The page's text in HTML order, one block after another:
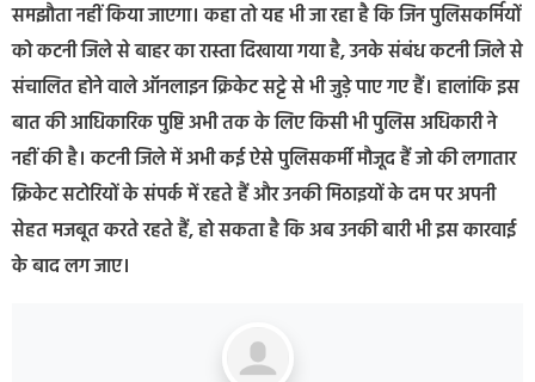
समझौता नहीं किया जाएगा। कहा तो यह भी जा रहा है कि जिन पुलिसकर्मियों
को कटनी जिले से बाहर का रास्ता दिखाया गया है, उनके संबंध कटनी जिले से
संचालित होने वाले ऑनलाइन क्रिकेट सट्टे से भी जुड़े पाए गए हैं। हालांकि इस
बात की आधिकारिक पुष्टि अभी तक के लिए किसी भी पुलिस अधिकारी ने
नहीं की है। कटनी जिले में अभी कई ऐसे पुलिसकर्मी मौजूद हैं जो की लगातार
क्रिकेट सटोरियों के संपर्क में रहते हैं और उनकी मिठाइयों के दम पर अपनी
सेहत मजबूत करते रहते हैं, हो सकता है कि अब उनकी बारी भी इस कारवाई
के बाद लग जाए।